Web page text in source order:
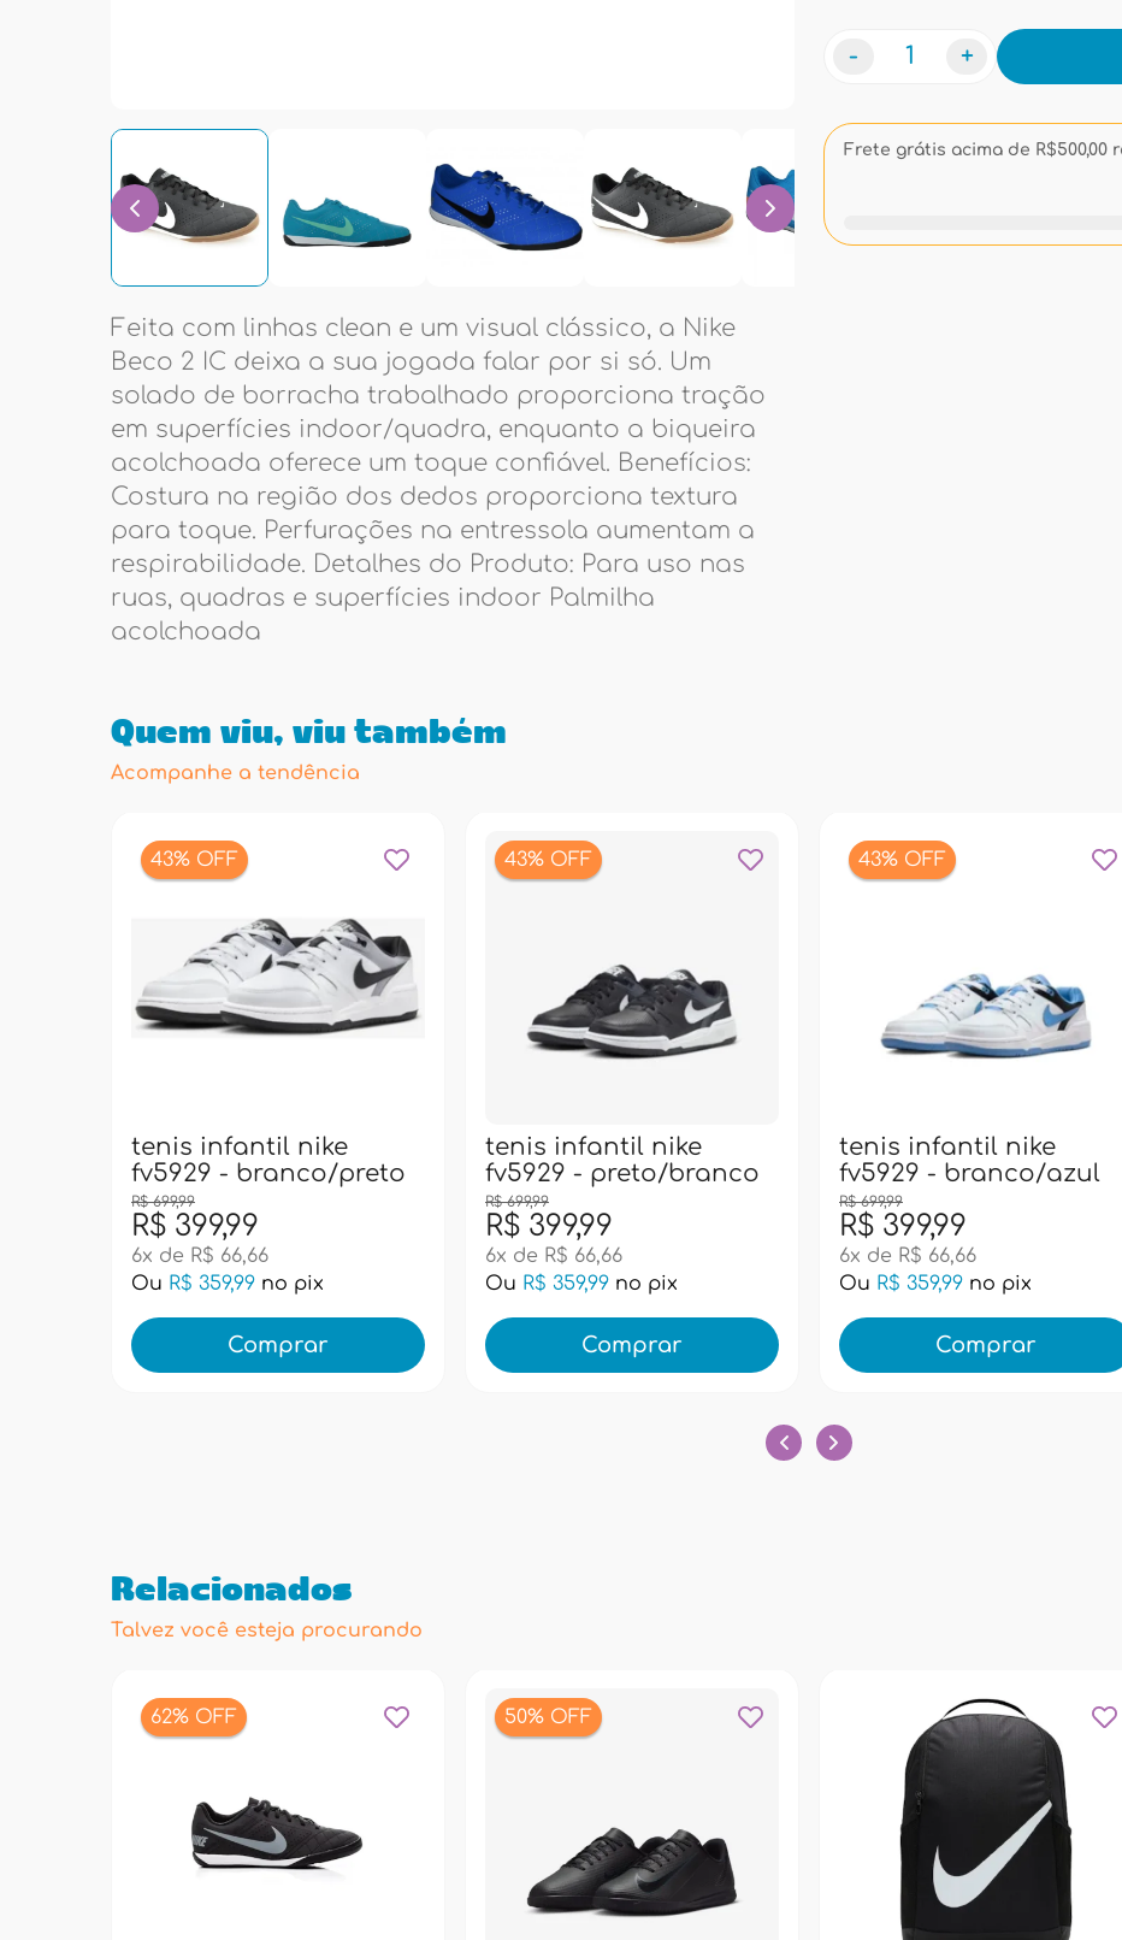
Feita com linhas clean e um visual clássico, a Nike
Beco 2 IC deixa a sua jogada falar por si só. Um
solado de borracha trabalhado proporciona tração
em superfícies indoor/quadra, enquanto a biqueira
acolchoada oferece um toque confiável. Benefícios:
Costura na região dos dedos proporciona textura
para toque. Perfurações na entressola aumentam a
respirabilidade. Detalhes do Produto: Para uso nas
ruas, quadras e superfícies indoor Palmilha
acolchoada
- +
Frete grátis acima de R$500,00
Quem viu, viu também
Acompanhe a tendência
43% OFF
tenis infantil nike
fv5929 - branco/preto
R$ 399,99
R$ 699,99
6x de R$ 66,66
Ou R$ 359,99 no pix
Comprar
43% OFF
tenis infantil nike
fv5929 - preto/branco
R$ 399,99
R$ 699,99
6x de R$ 66,66
Ou R$ 359,99 no pix
Comprar
43% OFF
tenis infantil nike
fv5929 - branco/azul
R$ 399,99
R$ 699,99
6x de R$ 66,66
Ou R$ 359,99 no pix
Comprar
Relacionados
Talvez você esteja procurando
62% OFF 50% OFF